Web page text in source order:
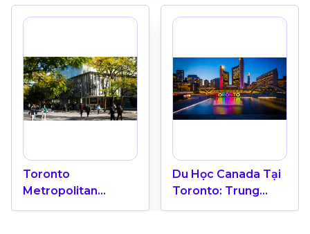
Toronto
Metropolitan
Du Học Canada Tại
Toronto: Trung